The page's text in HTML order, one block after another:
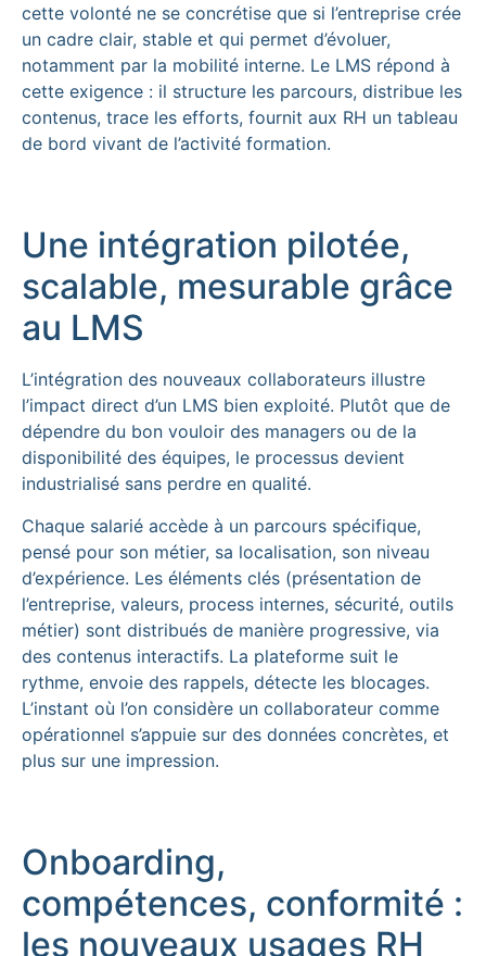
cette volonté ne se concrétise que si l’entreprise crée
un cadre clair, stable et qui permet d’évoluer,
notamment par la mobilité interne. Le LMS répond à
cette exigence : il structure les parcours, distribue les
contenus, trace les efforts, fournit aux RH un tableau
de bord vivant de l’activité formation.
Une intégration pilotée,
scalable, mesurable grâce
au LMS
L’intégration des nouveaux collaborateurs illustre
l’impact direct d’un LMS bien exploité. Plutôt que de
dépendre du bon vouloir des managers ou de la
disponibilité des équipes, le processus devient
industrialisé sans perdre en qualité.
Chaque salarié accède à un parcours spécifique,
pensé pour son métier, sa localisation, son niveau
d’expérience. Les éléments clés (présentation de
l’entreprise, valeurs, process internes, sécurité, outils
métier) sont distribués de manière progressive, via
des contenus interactifs. La plateforme suit le
rythme, envoie des rappels, détecte les blocages.
L’instant où l’on considère un collaborateur comme
opérationnel s’appuie sur des données concrètes, et
plus sur une impression.
Onboarding,
compétences, conformité :
les nouveaux usages RH